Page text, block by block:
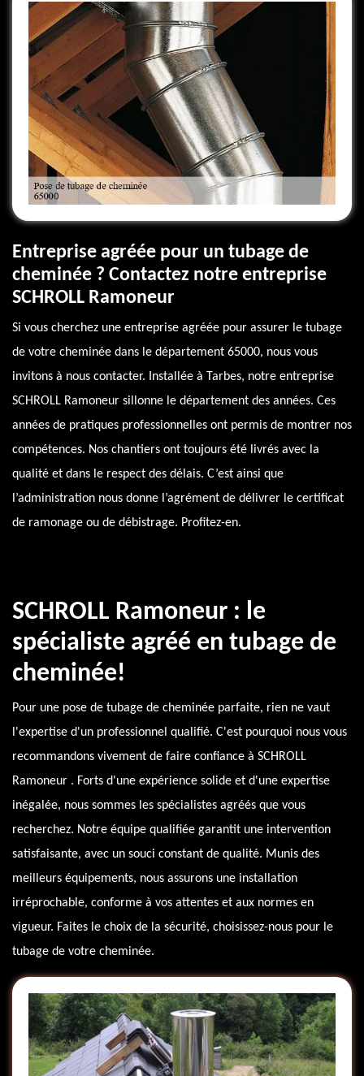
Entreprise agréée pour un tubage de
cheminée ? Contactez notre entreprise
SCHROLL Ramoneur
Si vous cherchez une entreprise agréée pour assurer le tubage
de votre cheminée dans le département 65000, nous vous
invitons à nous contacter. Installée à Tarbes, notre entreprise
SCHROLL Ramoneur sillonne le département des années. Ces
années de pratiques professionnelles ont permis de montrer nos
compétences. Nos chantiers ont toujours été livrés avec la
qualité et dans le respect des délais. C’est ainsi que
l’administration nous donne l’agrément de délivrer le certificat
de ramonage ou de débistrage. Profitez-en.
SCHROLL Ramoneur : le
spécialiste agréé en tubage de
cheminée!
Pour une pose de tubage de cheminée parfaite, rien ne vaut
l'expertise d'un professionnel qualifié. C'est pourquoi nous vous
recommandons vivement de faire confiance à SCHROLL
Ramoneur . Forts d'une expérience solide et d'une expertise
inégalée, nous sommes les spécialistes agréés que vous
recherchez. Notre équipe qualifiée garantit une intervention
satisfaisante, avec un souci constant de qualité. Munis des
meilleurs équipements, nous assurons une installation
irréprochable, conforme à vos attentes et aux normes en
vigueur. Faites le choix de la sécurité, choisissez-nous pour le
tubage de votre cheminée.